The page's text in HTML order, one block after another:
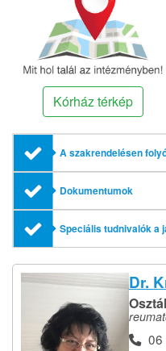
Kórház térkép
A szakrendelésen
Dokumentumok
Speciális tudnivalók a
Dr.
06